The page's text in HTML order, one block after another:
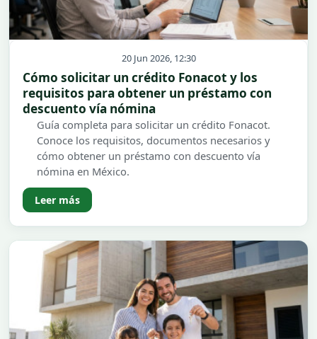
20 Jun 2026, 12:30
Cómo solicitar un crédito Fonacot y los
requisitos para obtener un préstamo con
descuento vía nómina
Guía completa para solicitar un crédito Fonacot.
Conoce los requisitos, documentos necesarios y
cómo obtener un préstamo con descuento vía
nómina en México.
Leer más